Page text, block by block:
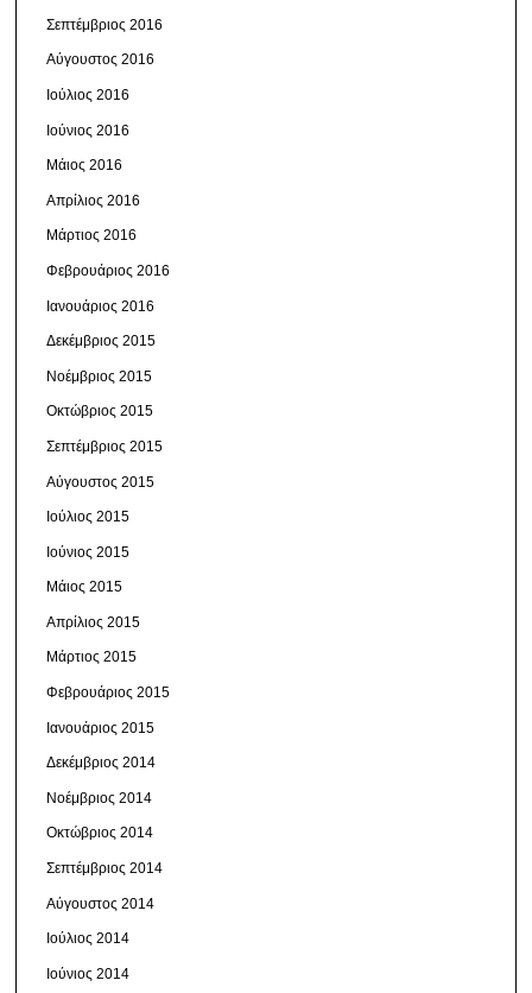
Σεπτέμβριος 2016
Αύγουστος 2016
Ιούλιος 2016
Ιούνιος 2016
Μάιος 2016
Απρίλιος 2016
Μάρτιος 2016
Φεβρουάριος 2016
Ιανουάριος 2016
Δεκέμβριος 2015
Νοέμβριος 2015
Οκτώβριος 2015
Σεπτέμβριος 2015
Αύγουστος 2015
Ιούλιος 2015
Ιούνιος 2015
Μάιος 2015
Απρίλιος 2015
Μάρτιος 2015
Φεβρουάριος 2015
Ιανουάριος 2015
Δεκέμβριος 2014
Νοέμβριος 2014
Οκτώβριος 2014
Σεπτέμβριος 2014
Αύγουστος 2014
Ιούλιος 2014
Ιούνιος 2014